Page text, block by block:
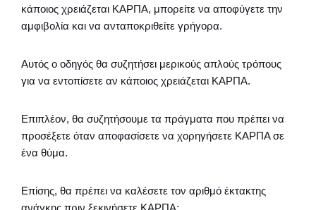
κάποιος χρειάζεται ΚΑΡΠΑ, μπορείτε να αποφύγετε την
αμφιβολία και να ανταποκριθείτε γρήγορα.
Αυτός ο οδηγός θα συζητήσει μερικούς απλούς τρόπους
για να εντοπίσετε αν κάποιος χρειάζεται ΚΑΡΠΑ.
Επιπλέον, θα συζητήσουμε τα πράγματα που πρέπει να
προσέξετε όταν αποφασίσετε να χορηγήσετε ΚΑΡΠΑ σε
ένα θύμα.
Επίσης, θα πρέπει να καλέσετε τον αριθμό έκτακτης
ανάγκης πριν ξεκινήσετε ΚΑΡΠΑ;